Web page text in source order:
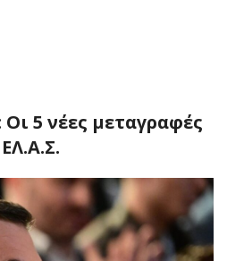
5 νέες μεταγραφές